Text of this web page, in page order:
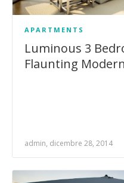
APARTMENTS
Luminous 3
Flaunting
admin, dicembre 28, 2014